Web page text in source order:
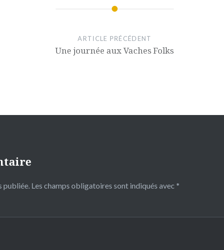
ARTICLE PRÉCÉDENT
Une journée aux Vaches Folks
publiée. Les champs obligatoires sont indiqués avec *